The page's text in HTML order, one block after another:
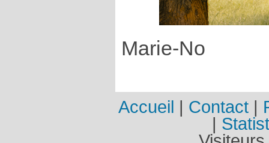
Marie-No
Accueil | Contact |
|